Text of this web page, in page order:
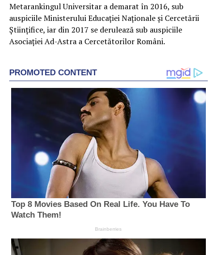
Metarankingul Universitar a demarat în 2016, sub
auspiciile Ministerului Educaţiei Naţionale şi Cercetării
Ştiinţifice, iar din 2017 se derulează sub auspiciile
Asociaţiei Ad-Astra a Cercetătorilor Români.